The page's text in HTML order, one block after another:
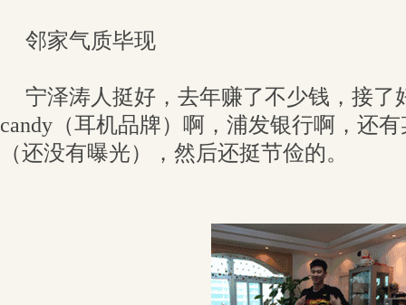
邻家气质毕现
宁泽涛人挺好，去年赚了不少钱，接了
candy（耳机品牌）啊，浦发银行啊，还
（还没有曝光），然后还挺节俭的。